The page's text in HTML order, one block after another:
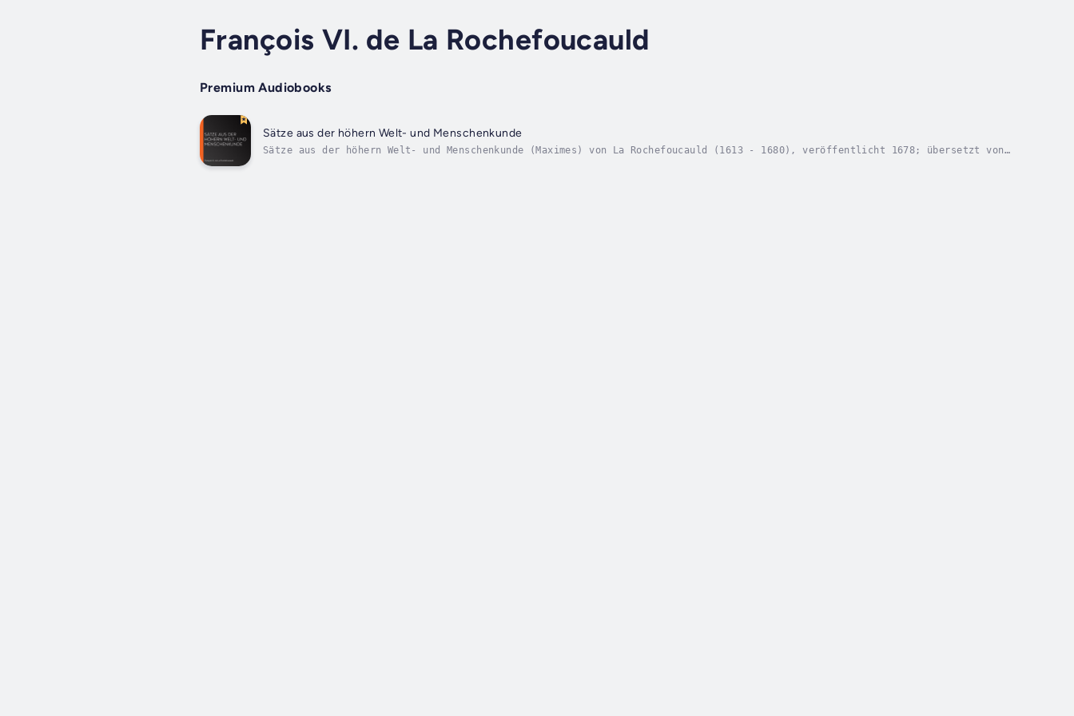
François VI. de La Rochefoucauld
Premium Audiobooks
Sätze aus der höhern Welt- und Menschenkunde
Sätze aus der höhern Welt- und Menschenkunde (Maximes) von La Rochefoucauld (1613 - 1680), veröffentlicht 1678; übersetzt von